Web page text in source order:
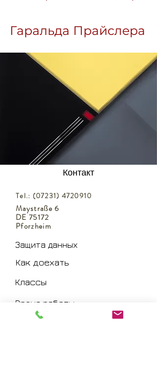
Гаральда Прайслера
Контакт
Tel.: (07231) 4720910
Maystraße 6
DE 75172
Pforzheim
Защита данных
Как доехать
Классы
Время работы